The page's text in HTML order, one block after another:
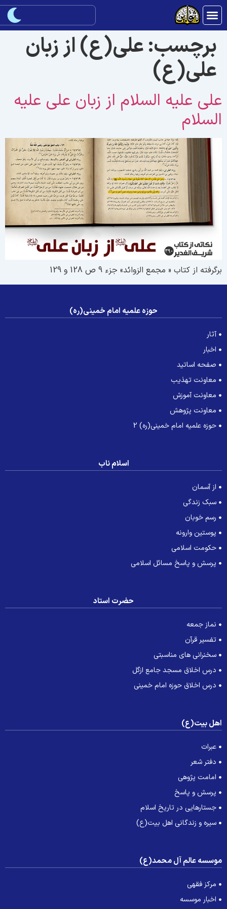
برچسب:علی(ع) از زبان
علی(ع)
علیه السلام از زبان علی علیه
از کتاب « مجمع الزوائد» جزء 9 ص 128 و 129
حوزه علمیه امام خمینی(ره)
آثار
اخبار
صفحه اساتید
معاونت تهذیب
معاونت آموزش
معاونت پژوهش
حوزه علمیه امام خمینی(ره) 2
اسلام ناب
از آسمان
سبک زندگی
رسم خوبان
پوستین وارونه
حکومت اسلامی
پرسش و پاسخ مسائل اسلامی
حضرت استاد
نماز جمعه
تفسیر قرآن
سخنرانی های مناسبتی
درس اخلاق مسجد جامع ازگل
درس اخلاق حوزه امام خمینی
بیت(ع)
عبرات
دفتر شعر
امامت پژوهی
پرسش و پاسخ
جستارهایی در تاریخ اسلام
سیره و زندگانی اهل بیت(ع)
عالم آل محمد(ع)
مرکز فقهی
اخبار موسسه